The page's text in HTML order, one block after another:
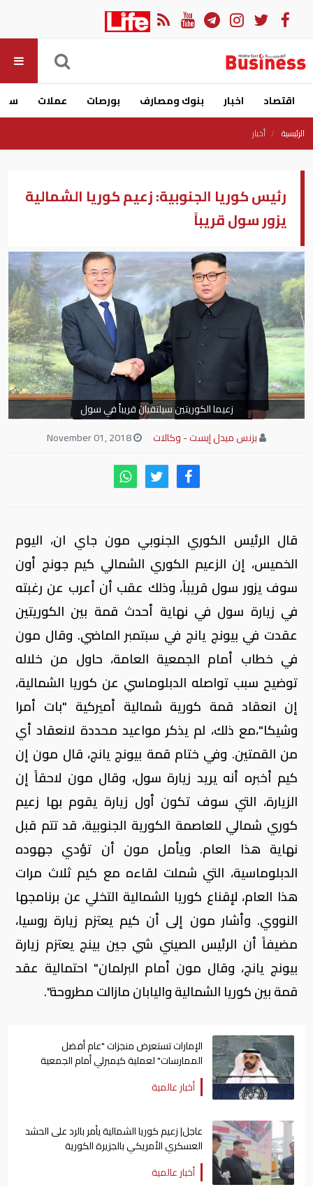
اقتصاد اخبار بنوك ومصارف بورصات عملات
الرئيسية أخبار
رئيس كوريا الجنوبية: زعيم كوريا الشمالية
يزور سول قريباً
زعيما الكوريتين سيلتقيان قريباً في سول
بزنس ميدل إيست - وكالات
قال الرئيس الكوري الجنوبي مون جاي ان، اليوم
الخميس، إن الزعيم الكوري الشمالي كيم جونج أون
سوف يزور سول قريباً، وذلك عقب أن أعرب عن رغبته
في زيارة سول في نهاية أحدث قمة بين الكوريتين
عقدت في بيونج يانج في سبتمبر الماضي. وقال مون
في خطاب أمام الجمعية العامة، حاول من خلاله
توضيح سبب تواصله الدبلوماسي عن كوريا الشمالية،
إن انعقاد قمة كورية شمالية أميركية "بات أمرا
وشيكا"،مع ذلك، لم يذكر مواعيد محددة لانعقاد أي
من القمتين. وفي ختام قمة بيونج يانج، قال مون إن
كيم أخبره أنه يريد زيارة سول، وقال مون لاحقاً إن
الزيارة، التي سوف تكون أول زيارة يقوم بها زعيم
كوري شمالي للعاصمة الكورية الجنوبية، قد تتم قبل
نهاية هذا العام. ويأمل مون أن تؤدي جهوده
الدبلوماسية، التي شملت لقاءه مع كيم ثلاث مرات
هذا العام، لإقناع كوريا الشمالية التخلي عن برنامجها
النووي. وأشار مون إلى أن كيم يعتزم زيارة روسيا،
مضيفاً أن الرئيس الصيني شي جين بينج يعتزم زيارة
بيونج يانج، وقال مون أمام البرلمان" احتمالية عقد
قمة بين كوريا الشمالية واليابان مازالت مطروحة".
الإمارات تستعرض منجزات "عام أفضل
الممارسات" لعملية كيمبرلي أمام الجمعية
العامة للأمم المتحدة
أخبار عالمية
عاجل| زعيم كوريا الشمالية يأمر بالرد على الحشد
العسكري الأمريكي بالجزيرة الكورية
أخبار عالمية